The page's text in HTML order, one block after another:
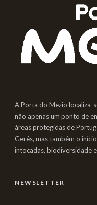
A Porta do Mezio localiza-
não apenas um ponto de
áreas protegidas de
Gerês, mas também o
intocadas, biodiversidade
NEWSLETTER